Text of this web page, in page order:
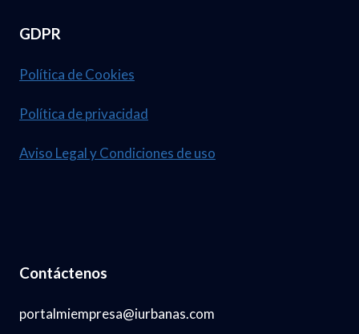
GDPR
Política de Cookies
Política de privacidad
Aviso Legal y Condiciones de uso
Contáctenos
portalmiempresa@iurbanas.com